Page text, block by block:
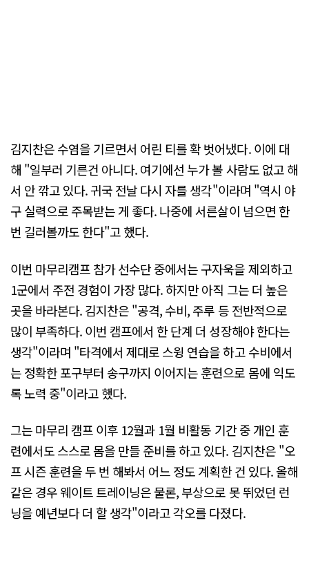
김지찬은 수염을 기르면서 어린 티를 확 벗어냈다. 이에 대
해 "일부러 기른건 아니다. 여기에선 누가 볼 사람도 없고 해
서 안 깎고 있다. 귀국 전날 다시 자를 생각"이라며 "역시 야
구 실력으로 주목받는 게 좋다. 나중에 서른살이 넘으면 한
번 길러볼까도 한다"고 했다.
이번 마무리캠프 참가 선수단 중에서는 구자욱을 제외하고
1군에서 주전 경험이 가장 많다. 하지만 아직 그는 더 높은
곳을 바라본다. 김지찬은 "공격, 수비, 주루 등 전반적으로
많이 부족하다. 이번 캠프에서 한 단계 더 성장해야 한다는
생각"이라며 "타격에서 제대로 스윙 연습을 하고 수비에서
는 정확한 포구부터 송구까지 이어지는 훈련으로 몸에 익도
록 노력 중"이라고 했다.
그는 마무리 캠프 이후 12월과 1월 비활동 기간 중 개인 훈
련에서도 스스로 몸을 만들 준비를 하고 있다. 김지찬은 "오
프 시즌 훈련을 두 번 해봐서 어느 정도 계획한 건 있다. 올해
같은 경우 웨이트 트레이닝은 물론, 부상으로 못 뛰었던 런
닝을 예년보다 더 할 생각"이라고 각오를 다졌다.